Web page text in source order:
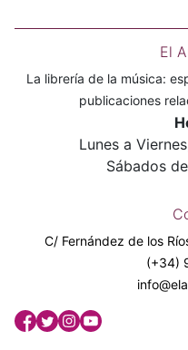
El
La librería de la música:
publicaciones
Lunes a
Sábados
C/ Fernández de los
(+34)